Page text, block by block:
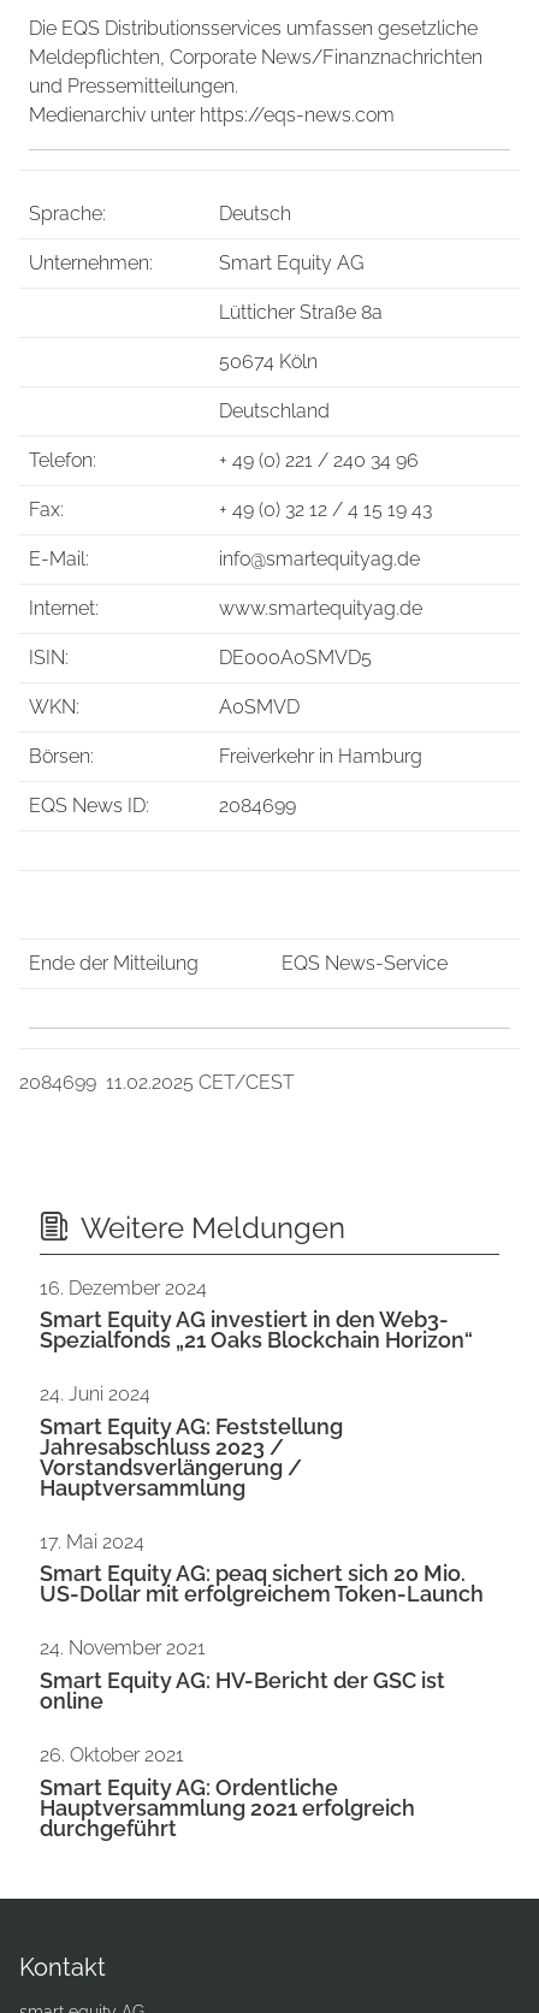
Die EQS Distributionsservices umfassen gesetzliche
Meldepflichten, Corporate News/Finanznachrichten
und Pressemitteilungen.
Medienarchiv unter https://eqs-news.com
Sprache: Deutsch
Unternehmen: Smart Equity AG
Lütticher Straße 8a
50674 Köln
Deutschland
Telefon: + 49 (0) 221 / 240 34 96
Fax: + 49 (0) 32 12 / 4 15 19 43
E-Mail: info@smartequityag.de
Internet: www.smartequityag.de
ISIN: DE000A0SMVD5
WKN: A0SMVD
Börsen: Freiverkehr in Hamburg
EQS News ID: 2084699
Ende der Mitteilung EQS News-Service
2084699 11.02.2025 CET/CEST
Weitere Meldungen
16. Dezember 2024
Smart Equity AG investiert in den Web3-
Spezialfonds „21 Oaks Blockchain Horizon“
24. Juni 2024
Smart Equity AG: Feststellung
Jahresabschluss 2023 /
Vorstandsverlängerung /
Hauptversammlung
17. Mai 2024
Smart Equity AG: peaq sichert sich 20 Mio.
US-Dollar mit erfolgreichem Token-Launch
24. November 2021
Smart Equity AG: HV-Bericht der GSC ist
online
26. Oktober 2021
Smart Equity AG: Ordentliche
Hauptversammlung 2021 erfolgreich
durchgeführt
Kontakt